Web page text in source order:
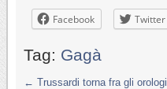
Facebook Twitter
Tag: Gagà
← Trussardi torna fra gli orologi